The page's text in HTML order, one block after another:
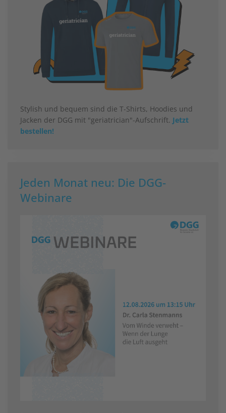
Stylish und bequem sind die T-Shirts, Hoodies und
Jacken der DGG mit "geriatrician"-Aufschrift. Jetzt
bestellen!
Jeden Monat neu: Die DGG-
Webinare